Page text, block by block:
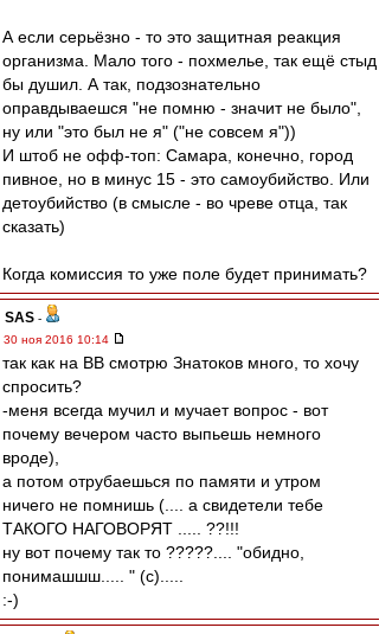
А если серьёзно - то это защитная реакция
организма. Мало того - похмелье, так ещё стыд
бы душил. А так, подзознательно
оправдываешся "не помню - значит не было",
ну или "это был не я" ("не совсем я"))
И штоб не офф-топ: Самара, конечно, город
пивное, но в минус 15 - это самоубийство. Или
детоубийство (в смысле - во чреве отца, так
сказать)
Когда комиссия то уже поле будет принимать?
SAS -
30 ноя 2016 10:14
так как на ВВ смотрю Знатоков много, то хочу
спросить?
-меня всегда мучил и мучает вопрос - вот
почему вечером часто выпьешь немного
вроде),
а потом отрубаешься по памяти и утром
ничего не помнишь (.... а свидетели тебе
ТАКОГО НАГОВОРЯТ ..... ??!!!
ну вот почему так то ?????.... "обидно,
понимашшш..... " (c).....
:-)